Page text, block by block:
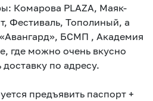
Комарова РLАZА, Маяк-
Фестиваль, Тополиный, а
БСМП , Академия
где можно очень вкусно
доставку по адресу.
предъявить паспорт +